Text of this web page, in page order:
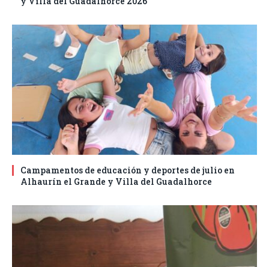
Campamentos de educación y deportes de julio en
Alhaurín el Grande y Villa del Guadalhorce